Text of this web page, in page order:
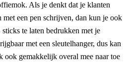
Als je denkt dat je klanten
een pen schrijven, dan kun je ook
te laten bedrukken met je
met een sleutelhanger, dus kan
ook gemakkelijk overal mee naar toe